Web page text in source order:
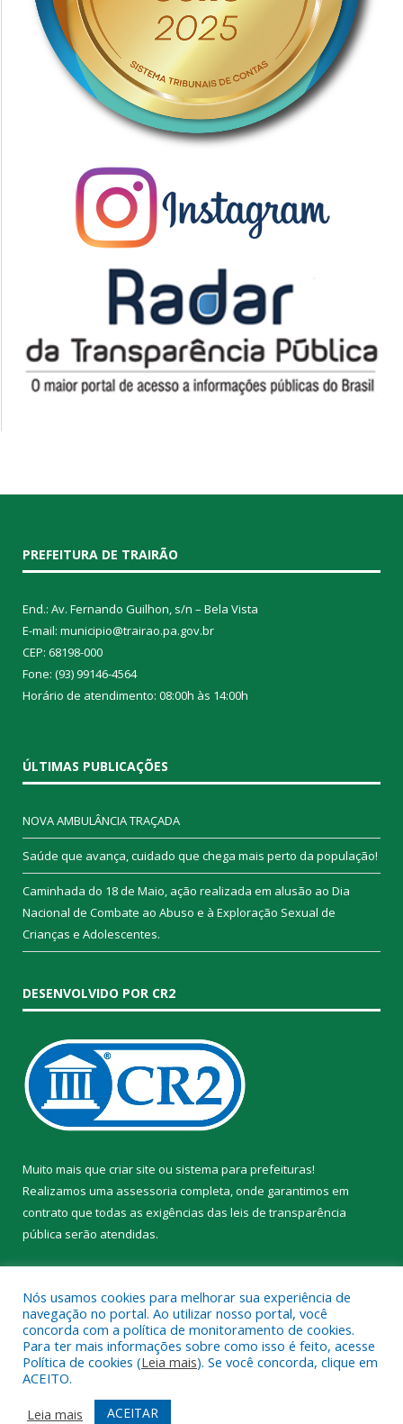
PREFEITURA DE TRAIRÃO
End.: Av. Fernando Guilhon, s/n – Bela Vista
E-mail: municipio@trairao.pa.gov.br
CEP: 68198-000
Fone: (93) 99146-4564
Horário de atendimento: 08:00h às 14:00h
ÚLTIMAS PUBLICAÇÕES
NOVA AMBULÂNCIA TRAÇADA
Saúde que avança, cuidado que chega mais perto da população!
Caminhada do 18 de Maio, ação realizada em alusão ao Dia
Nacional de Combate ao Abuso e à Exploração Sexual de
Crianças e Adolescentes.
DESENVOLVIDO POR CR2
Muito mais que criar site ou sistema para prefeituras!
Realizamos uma assessoria completa, onde garantimos em
contrato que todas as exigências das leis de transparência
pública serão atendidas.
Todos os direitos reservados a Prefeitura Municipal de Trairão.
Mapa do Site
Acessar Área Administrativa
Nós usamos cookies para melhorar sua experiência de
navegação no portal. Ao utilizar nosso portal, você
concorda com a política de monitoramento de cookies.
Para ter mais informações sobre como isso é feito, acesse
Política de cookies (Leia mais). Se você concorda, clique em
ACEITO.
Leia mais
ACEITAR